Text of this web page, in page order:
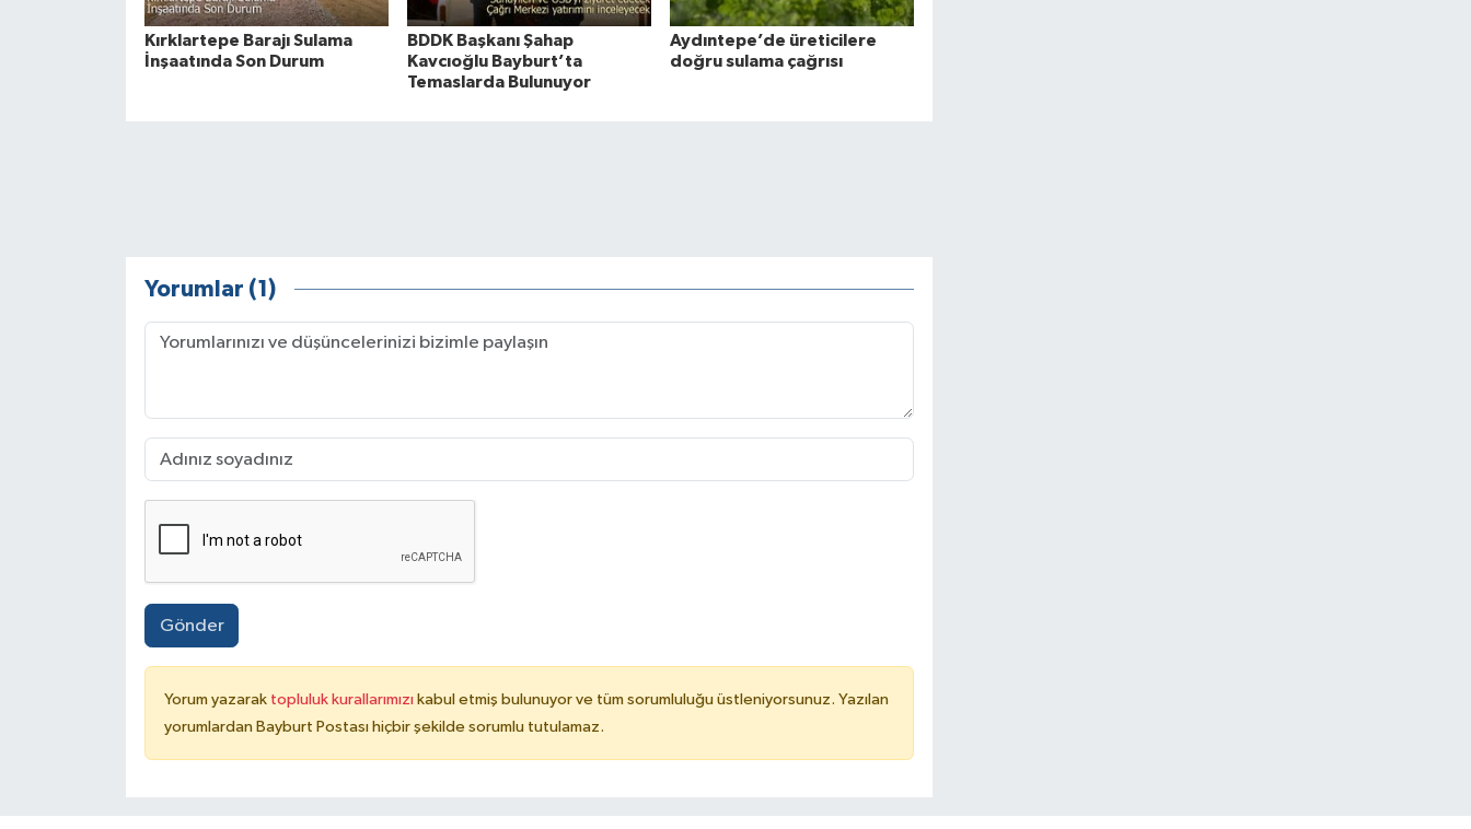
Kırklartepe Barajı Sulama
İnşaatında Son Durum
BDDK Başkanı Şahap
Kavcıoğlu Bayburt’ta
Temaslarda Bulunuyor
Aydıntepe’de üreticilere
doğru sulama çağrısı
Yorumlar (1)
Gönder
Yorum yazarak topluluk kurallarımızı kabul etmiş bulunuyor ve tüm sorumluluğu üstleniyorsunuz. Yazılan
yorumlardan Bayburt Postası hiçbir şekilde sorumlu tutulamaz.